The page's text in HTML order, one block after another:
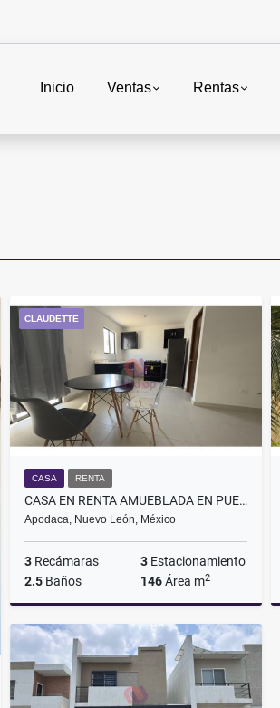
Inicio Ventas Rentas
CLAUDETTE
CASA RENTA
CASA EN RENTA AMUEBLADA EN PUERTO JARDIN APODACA NL PARA EMPRESA
Apodaca, Nuevo León, México
3 Recámaras 3 Estacionamiento
2.5 Baños 146Área m2
Renta
$16,000